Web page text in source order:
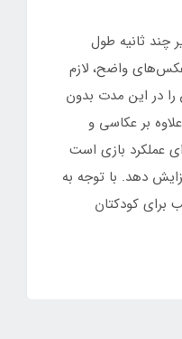
چند ثانیه طول
واضح، لازم
در این مدت بدون
بر عکاسی و
عملکرد بازی است
دهد. با توجه به
کودکتان